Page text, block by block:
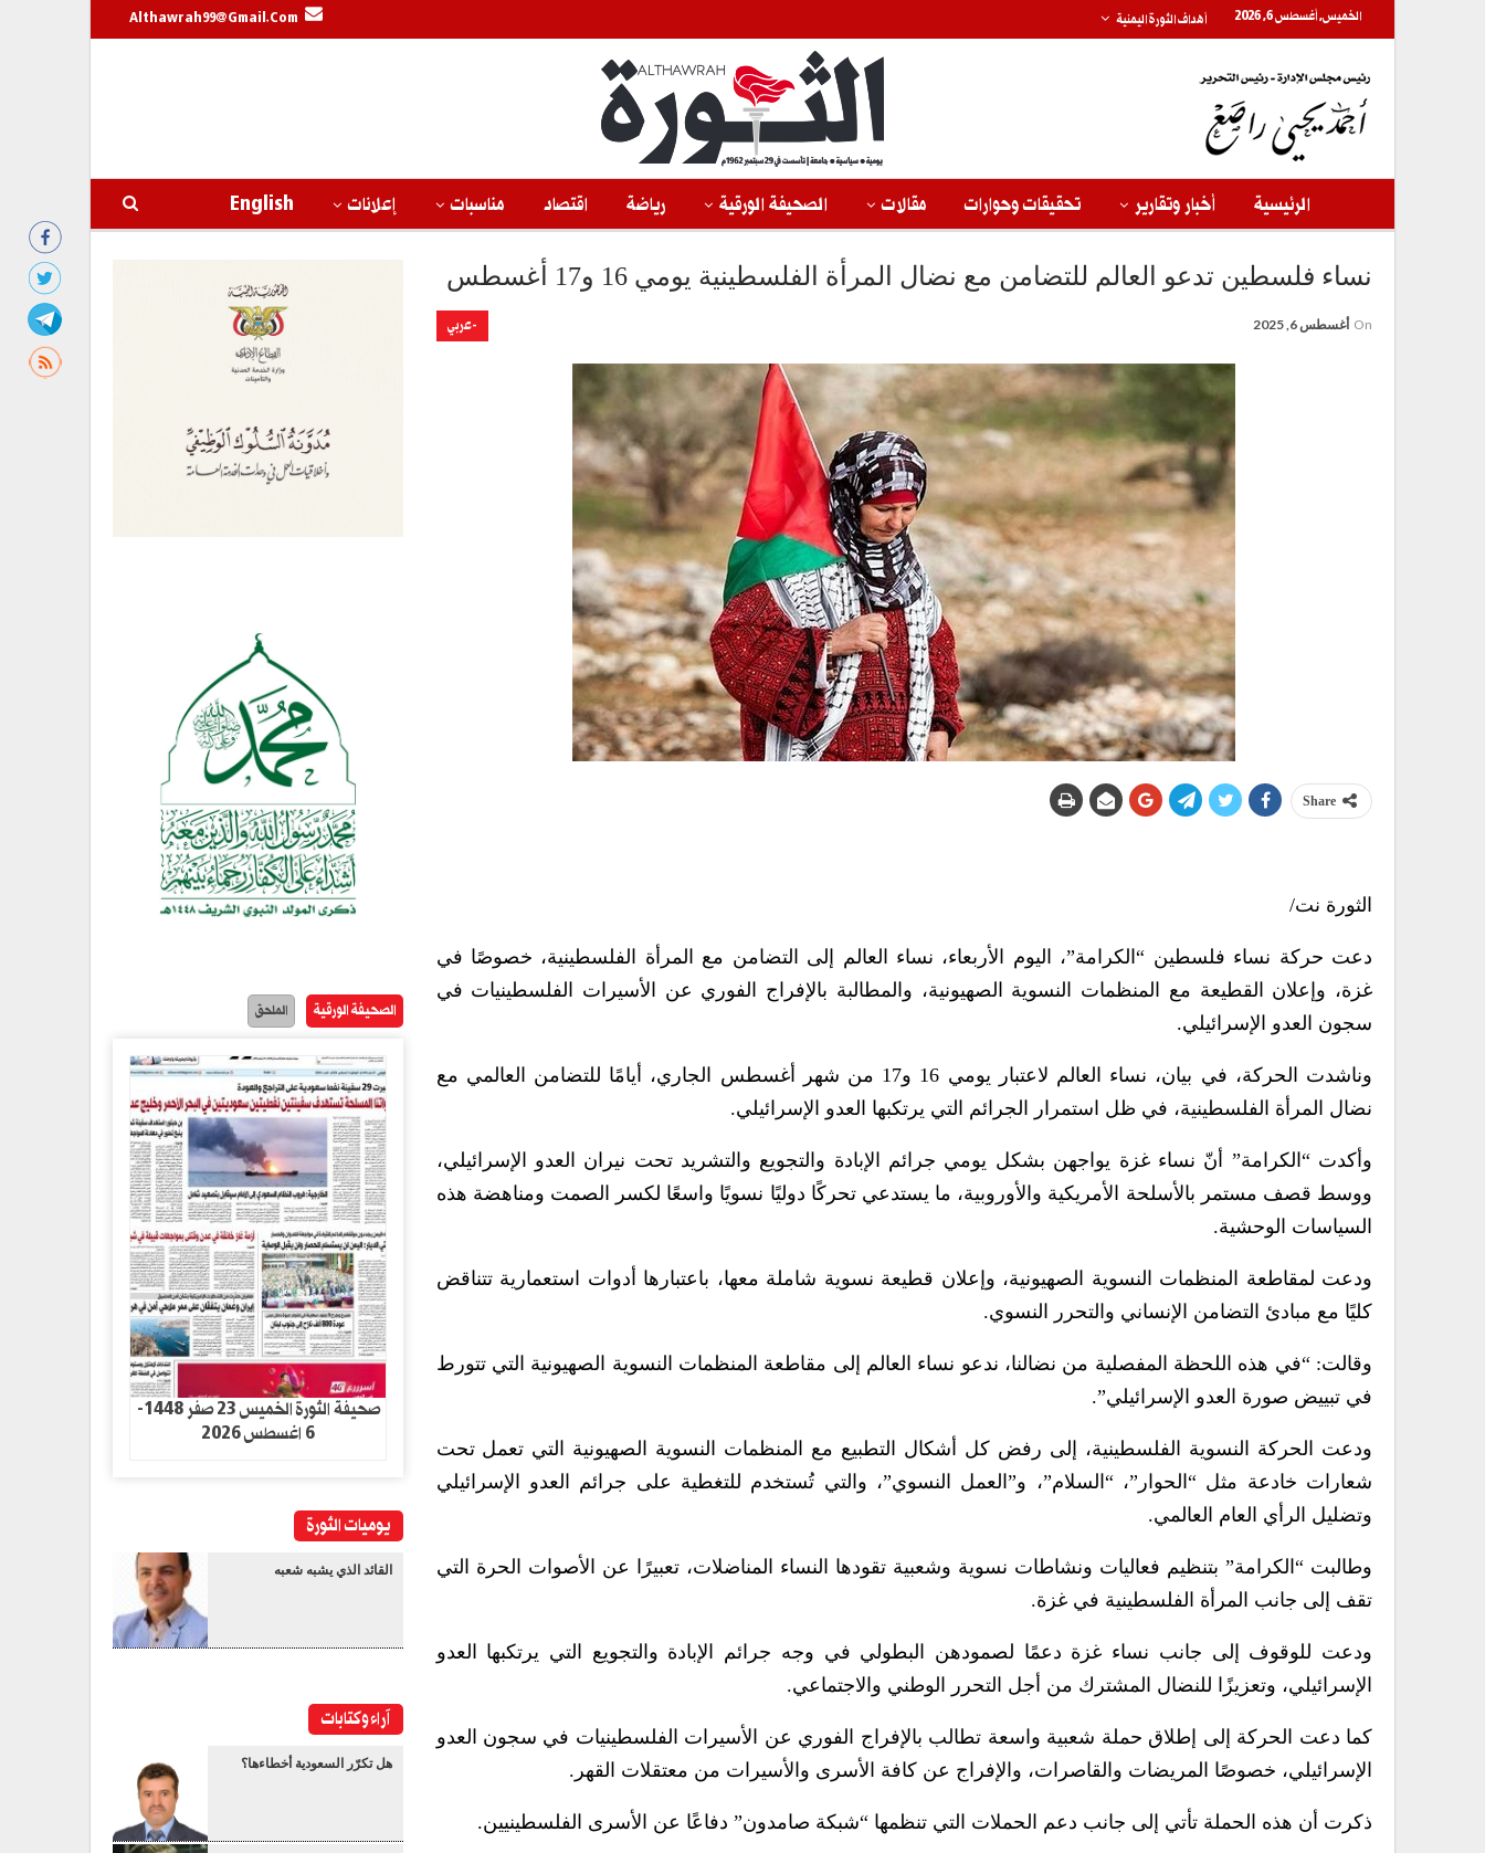
الخميس, أغسطس 6, 2026 أهداف الثورة اليمنية Althawrah99@gmail.com
الرئيسية أخبار وتقارير تحقيقات وحوارات مقالات الصحيفة الورقية رياضة اقتصاد مناسبات إعلانات English
نساء فلسطين تدعو العالم للتضامن مع نضال المرأة الفلسطينية يومي 16 و17 أغسطس
-عربي On أغسطس 6, 2025
Share
الثورة نت/
دعت حركة نساء فلسطين “الكرامة”، اليوم الأربعاء، نساء العالم إلى التضامن مع المرأة الفلسطينية، خصوصًا في
غزة، وإعلان القطيعة مع المنظمات النسوية الصهيونية، والمطالبة بالإفراج الفوري عن الأسيرات الفلسطينيات في
سجون العدو الإسرائيلي.
وناشدت الحركة، في بيان، نساء العالم لاعتبار يومي 16 و17 من شهر أغسطس الجاري، أيامًا للتضامن العالمي مع
نضال المرأة الفلسطينية، في ظل استمرار الجرائم التي يرتكبها العدو الإسرائيلي.
وأكدت “الكرامة” أنّ نساء غزة يواجهن بشكل يومي جرائم الإبادة والتجويع والتشريد تحت نيران العدو الإسرائيلي،
ووسط قصف مستمر بالأسلحة الأمريكية والأوروبية، ما يستدعي تحركًا دوليًا نسويًا واسعًا لكسر الصمت ومناهضة هذه
السياسات الوحشية.
ودعت لمقاطعة المنظمات النسوية الصهيونية، وإعلان قطيعة نسوية شاملة معها، باعتبارها أدوات استعمارية تتناقض
كليًا مع مبادئ التضامن الإنساني والتحرر النسوي.
وقالت: “في هذه اللحظة المفصلية من نضالنا، ندعو نساء العالم إلى مقاطعة المنظمات النسوية الصهيونية التي تتورط
في تبييض صورة العدو الإسرائيلي”.
ودعت الحركة النسوية الفلسطينية، إلى رفض كل أشكال التطبيع مع المنظمات النسوية الصهيونية التي تعمل تحت
شعارات خادعة مثل “الحوار”، “السلام”، و”العمل النسوي”، والتي تُستخدم للتغطية على جرائم العدو الإسرائيلي
وتضليل الرأي العام العالمي.
وطالبت “الكرامة” بتنظيم فعاليات ونشاطات نسوية وشعبية تقودها النساء المناضلات، تعبيرًا عن الأصوات الحرة التي
تقف إلى جانب المرأة الفلسطينية في غزة.
ودعت للوقوف إلى جانب نساء غزة دعمًا لصمودهن البطولي في وجه جرائم الإبادة والتجويع التي يرتكبها العدو
الإسرائيلي، وتعزيزًا للنضال المشترك من أجل التحرر الوطني والاجتماعي.
كما دعت الحركة إلى إطلاق حملة شعبية واسعة تطالب بالإفراج الفوري عن الأسيرات الفلسطينيات في سجون العدو
الإسرائيلي، خصوصًا المريضات والقاصرات، والإفراج عن كافة الأسرى والأسيرات من معتقلات القهر.
ذكرت أن هذه الحملة تأتي إلى جانب دعم الحملات التي تنظمها “شبكة صامدون” دفاعًا عن الأسرى الفلسطينيين.
الصحيفة الورقية الملحق
صحيفة الثورة الخميس 23 صفر 1448-
6 اغسطس 2026
يوميات الثورة
القائد الذي يشبه شعبه
آراء وكتابات
هل تكرّر السعودية أخطاءها؟